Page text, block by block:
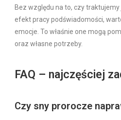
Bez względu na to, czy
efekt pracy podświadomości,
emocje. To właśnie one mogą
oraz własne potrzeby.
FAQ – najczęściej
Czy sny prorocze